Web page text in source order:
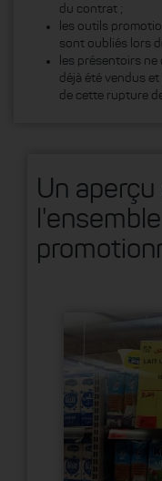
du contrat ;
les outils
sont oubliés lors
les présentoirs
déjà été vendus
de cette rupture
Un